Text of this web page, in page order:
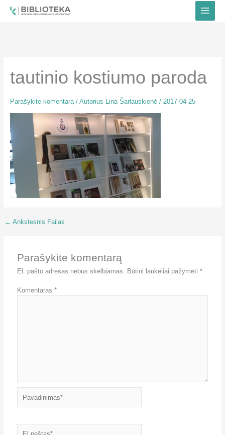
tautinio kostiumo paroda
Parašykite komentarą / Autorius Lina Šarlauskienė / 2017-04-25
← Ankstesnis Failas
Parašykite komentarą
El. pašto adresas nebus skelbiamas. Būtini laukeliai pažymėti*
Komentaras*